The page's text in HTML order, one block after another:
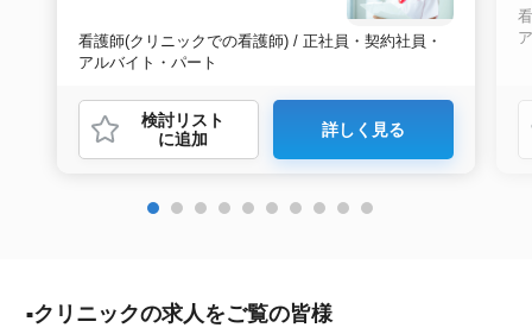
看護師(クリニックでの看護師) / 正社員・契約社員・
アルバイト・パート
検討リスト
に追加
詳しく見る
クリニックの求人をご覧の皆様